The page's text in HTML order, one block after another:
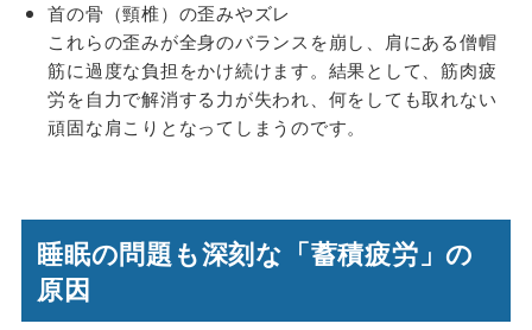
首の骨（頸椎）の歪みやズレ
これらの歪みが全身のバランスを崩し、肩にある僧帽
筋に過度な負担をかけ続けます。結果として、筋肉疲
労を自力で解消する力が失われ、何をしても取れない
頑固な肩こりとなってしまうのです。
睡眠の問題も深刻な「蓄積疲労」の
原因